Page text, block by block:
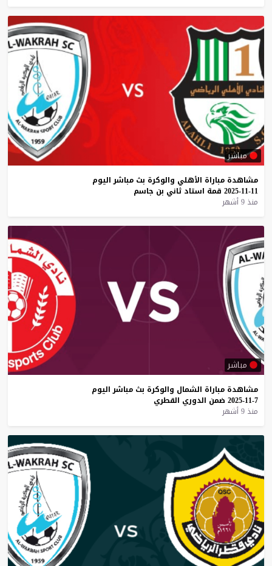
مباشر
مشاهدة مباراة الأهلي والوكرة بث مباشر اليوم
11-11-2025
قمة استاد ثاني بن جاسم
منذ 9 أشهر
مباشر
مشاهدة مباراة الشمال والوكرة بث مباشر اليوم
7-11-2025
ضمن الدوري القطري
منذ 9 أشهر